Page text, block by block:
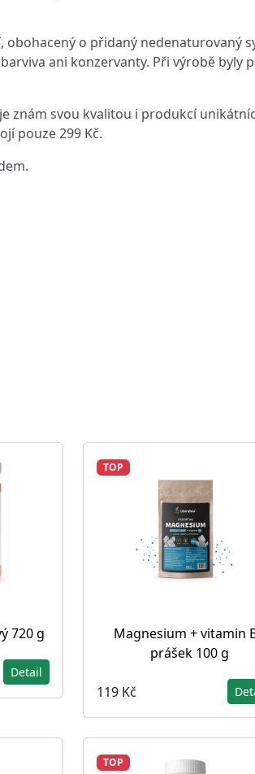
o přidaný nedenaturovaný
ani konzervanty. Při výrobě byly
znám svou kvalitou i produkcí
pouze 299 Kč.
720 g
Detail
TOP
Magnesium + vitamin
prášek 100 g
119 Kč
TOP